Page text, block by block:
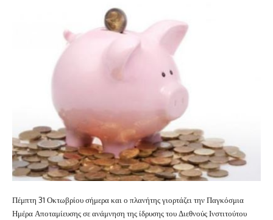
Πέμπτη 31 Οκτωβρίου σήμερα και ο πλανήτης γιορτάζει την Παγκόσμια
Ημέρα Αποταμίευσης σε ανάμνηση της ίδρυσης του Διεθνούς Ινστιτούτου